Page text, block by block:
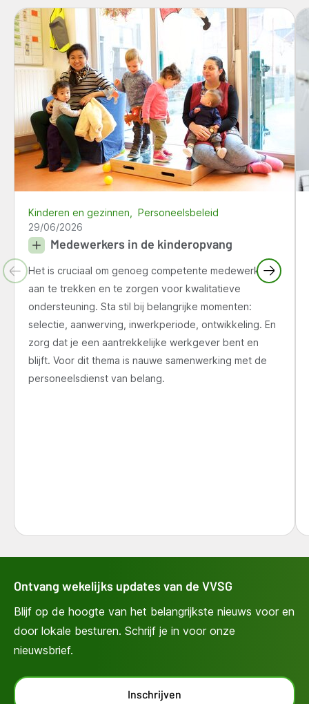
Medewerkers in de kinderopvang
Het is cruciaal om genoeg competente medewerkers
aan te trekken en te zorgen voor kwalitatieve
ondersteuning. Sta stil bij belangrijke momenten:
selectie, aanwerving, inwerkperiode, ontwikkeling. En
zorg dat je een aantrekkelijke werkgever bent en
blijft. Voor dit thema is nauwe samenwerking met de
personeelsdienst van belang.
Kinderen en gezinnen
Personeelsbeleid
29/06/2026
Ontvang wekelijks updates van de VVSG
Blijf op de hoogte van het belangrijkste nieuws voor en
door lokale besturen. Schrijf je in voor onze
nieuwsbrief.
Inschrijven